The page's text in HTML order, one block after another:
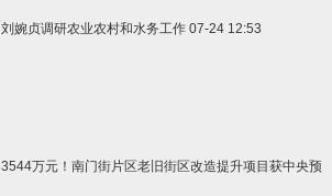
刘婉贞调研农业农村和水务工作 07-24 12:53
3544万元！南门街片区老旧街区改造提升项目获中央预